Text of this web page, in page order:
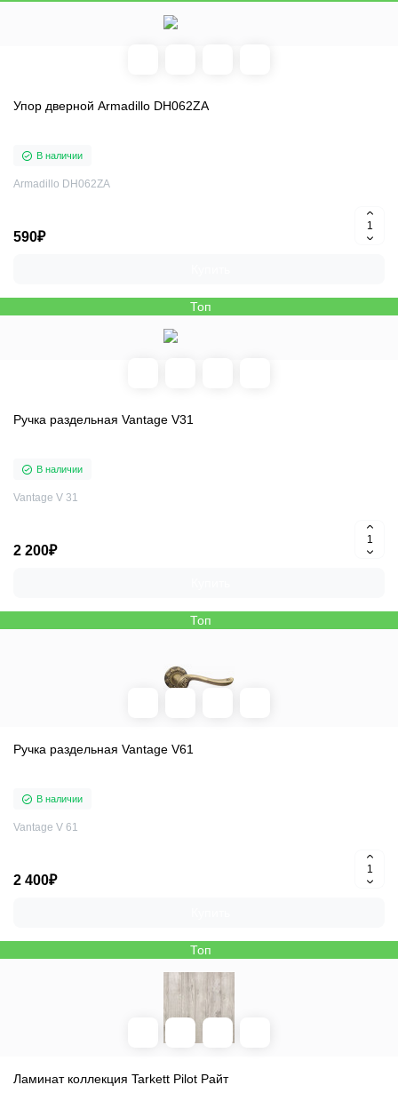
Упор дверной Armadillo DH062ZA
В наличии
Armadillo DH062ZA
590₽
Топ
Ручка раздельная Vantage V31
В наличии
Vantage V 31
2 200₽
Топ
Ручка раздельная Vantage V61
В наличии
Vantage V 61
2 400₽
Топ
Ламинат коллекция Tarkett Pilot Райт